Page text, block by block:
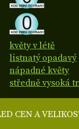
květy v létě
listnatý opadavý
nápadné květy
středně vysoká
CEN A